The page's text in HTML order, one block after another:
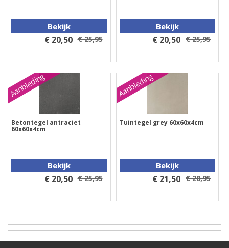
Bekijk
€ 20,50 € 25,95
Bekijk
€ 20,50 € 25,95
Aanbieding
Betontegel antraciet
60x60x4cm
Bekijk
€ 20,50 € 25,95
Aanbieding
Tuintegel grey 60x60x4cm
Bekijk
€ 21,50 € 28,95